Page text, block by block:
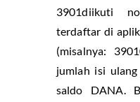
3901diikuti
terdaftar di
(misalnya:
jumlah isi
saldo DANA.